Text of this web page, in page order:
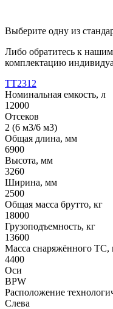
Выберите одну из
Либо обратитесь к
комплектацию
ТТ2312
Номинальная емкость, л
12000
Отсеков
2 (6 м3/6 м3)
Общая длина, мм
6900
Высота, мм
3260
Ширина, мм
2500
Общая масса брутто, кг
18000
Грузоподъемность, кг
13600
Масса снаряжённого ТС,
4400
Оси
BPW
Расположение
Слева